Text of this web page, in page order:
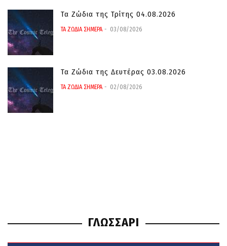
Τα Ζώδια της Τρίτης 04.08.2026
ΤΑ ΖΩΔΙΑ ΣΗΜΕΡΑ 03/08/2026
Τα Ζώδια της Δευτέρας 03.08.2026
ΤΑ ΖΩΔΙΑ ΣΗΜΕΡΑ 02/08/2026
ΓΛΩΣΣΑΡΙ